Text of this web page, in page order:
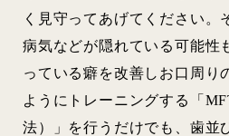
く見守ってあげてください。
病気などが隠れている可能性
っている癖を改善しお口周り
ようにトレーニングする「
法）」を行うだけでも、歯並